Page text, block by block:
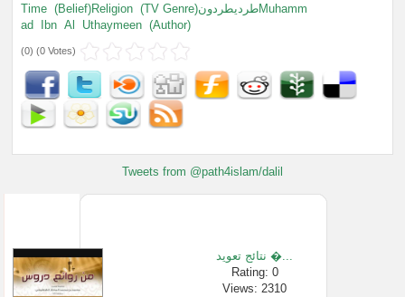
Time (Belief)Religion (TV Genre)طرديطردونMuhamm
ad
Ibn Al Uthaymeen (Author)
(0) (0 Votes)
Tweets from @path4islam/dalil
نتائج تعويد �...
Rating: 0
Views: 2310